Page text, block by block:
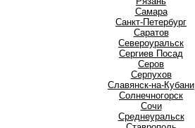
Самара
Санкт-Петербург
Саратов
Североуральск
Сергиев Посад
Серов
Серпухов
Славянск-на-Кубани
Солнечногорск
Сочи
Среднеуральск